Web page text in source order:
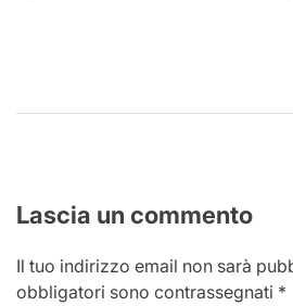
Lascia un commento
Il tuo indirizzo email non sarà
obbligatori sono contrassegnati *